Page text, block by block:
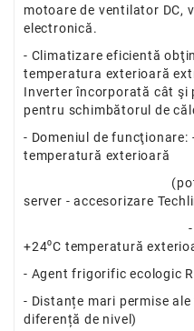
motoare de ventilator DC,
electronică.
- Climatizare eficientă
temperatura exterioară
Inverter încorporată cât şi
pentru schimbătorul de
- Domeniul de funcţionare:
temperatură exterioară
(pot deservi
server - accesorizare
- în regim
+24⁰C temperatură
- Agent frigorific ecologic
- Distanțe mari permise
diferență de nivel)